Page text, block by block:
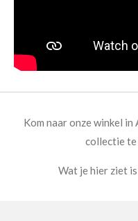
Kom naar onze winkel in
collectie te
Wat je hier ziet